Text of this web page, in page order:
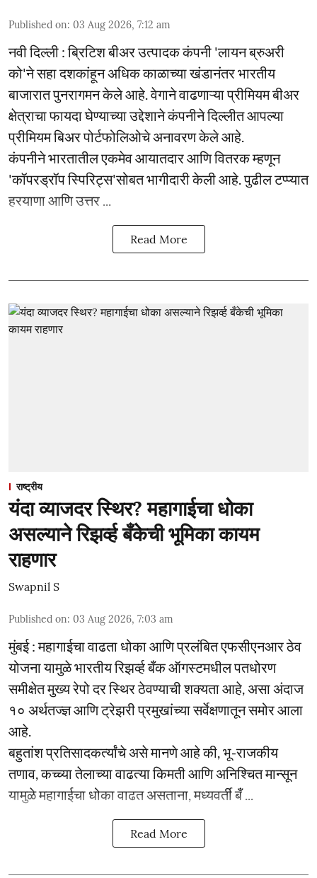
Published on: 03 Aug 2026, 7:12 am
नवी दिल्ली : ब्रिटिश बीअर उत्पादक कंपनी 'लायन ब्रुअरी
को'ने सहा दशकांहून अधिक काळाच्या खंडानंतर भारतीय
बाजारात पुनरागमन केले आहे. वेगाने वाढणाऱ्या प्रीमियम बीअर
क्षेत्राचा फायदा घेण्याच्या उद्देशाने कंपनीने दिल्लीत आपल्या
प्रीमियम बिअर पोर्टफोलिओचे अनावरण केले आहे.
कंपनीने भारतातील एकमेव आयातदार आणि वितरक म्हणून
'कॉपरड्रॉप स्पिरिट्स'सोबत भागीदारी केली आहे. पुढील टप्प्यात
हरयाणा आणि उत्तर ...
Read More
राष्ट्रीय
यंदा व्याजदर स्थिर? महागाईचा धोका
असल्याने रिझर्व्ह बँकेची भूमिका कायम
राहणार
Swapnil S
Published on: 03 Aug 2026, 7:03 am
मुंबई : महागाईचा वाढता धोका आणि प्रलंबित एफसीएनआर ठेव
योजना यामुळे भारतीय रिझर्व्ह बँक ऑगस्टमधील पतधोरण
समीक्षेत मुख्य रेपो दर स्थिर ठेवण्याची शक्यता आहे, असा अंदाज
१० अर्थतज्ज्ञ आणि ट्रेझरी प्रमुखांच्या सर्वेक्षणातून समोर आला
आहे.
बहुतांश प्रतिसादकर्त्यांचे असे मानणे आहे की, भू-राजकीय
तणाव, कच्च्या तेलाच्या वाढत्या किमती आणि अनिश्चित मान्सून
यामुळे महागाईचा धोका वाढत असताना, मध्यवर्ती बँ ...
Read More